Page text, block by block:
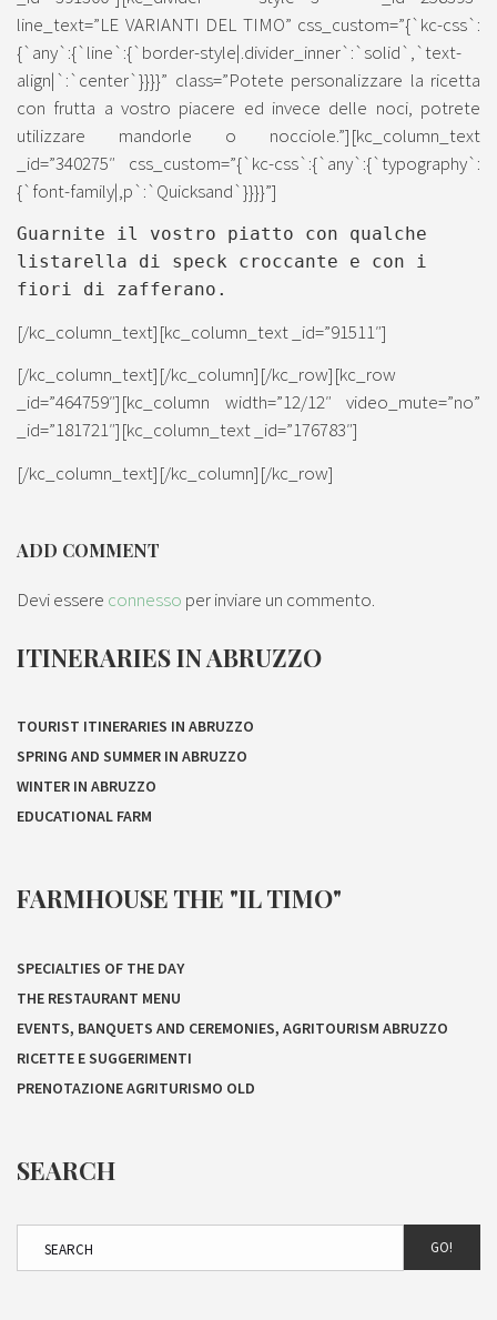
line_text=”LE VARIANTI DEL TIMO” css_custom=”{`kc-css`:
{`any`:{`line`:{`border-style|.divider_inner`:`solid`,`text-
align|`:`center`}}}}” class=”Potete personalizzare la ricetta
con frutta a vostro piacere ed invece delle noci, potrete
utilizzare mandorle o nocciole.”][kc_column_text
_id=”340275″ css_custom=”{`kc-css`:{`any`:{`typography`:
{`font-family|,p`:`Quicksand`}}}}”]
Guarnite il vostro piatto con qualche
listarella di speck croccante e con i
fiori di zafferano.
[/kc_column_text][kc_column_text _id=”91511″]
[/kc_column_text][/kc_column][/kc_row][kc_row
_id=”464759″][kc_column width=”12/12″ video_mute=”no”
_id=”181721″][kc_column_text _id=”176783″]
[/kc_column_text][/kc_column][/kc_row]
ADD COMMENT
Devi essere connesso per inviare un commento.
ITINERARIES IN ABRUZZO
TOURIST ITINERARIES IN ABRUZZO
SPRING AND SUMMER IN ABRUZZO
WINTER IN ABRUZZO
EDUCATIONAL FARM
FARMHOUSE THE "IL TIMO"
SPECIALTIES OF THE DAY
THE RESTAURANT MENU
EVENTS, BANQUETS AND CEREMONIES, AGRITOURISM ABRUZZO
RICETTE E SUGGERIMENTI
PRENOTAZIONE AGRITURISMO OLD
SEARCH
GO!